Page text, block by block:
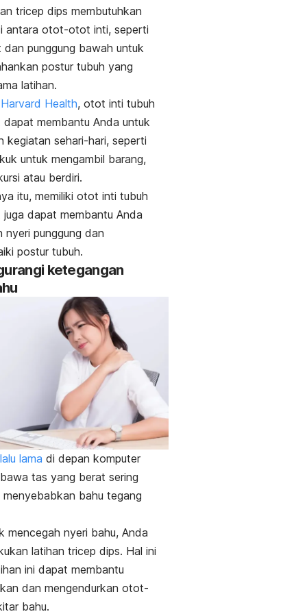
tricep dips membutuhkan
antara otot-otot inti, seperti
punggung bawah untuk
postur tubuh yang
latihan.
Harvard Health, otot inti tubuh
membantu Anda untuk
kegiatan sehari-hari, seperti
untuk mengambil barang,
atau berdiri.
itu, memiliki otot inti tubuh
dapat membantu Anda
nyeri punggung dan
postur tubuh.
ketegangan
lama di depan komputer
tas yang berat sering
bahu tegang
mencegah nyeri bahu, Anda
latihan tricep dips. Hal ini
ini dapat membantu
dan mengendurkan otot-
bahu.